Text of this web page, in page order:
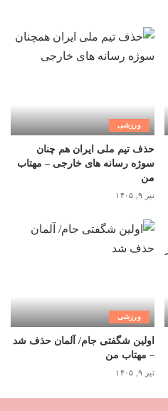
ورزشی
حذف تیم ملی ایران هم چنان
سوژه رسانه های خارجی – مهتاب
من
تیر ۹, ۱۴۰۵
ورزشی
اولین شگفتی جام/ آلمان حذف شد
– مهتاب من
تیر ۹, ۱۴۰۵